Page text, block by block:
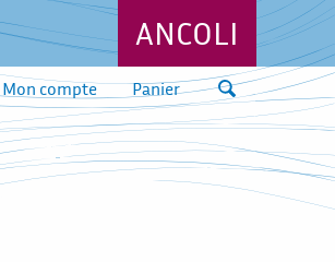
ANCOLI
Mon compte Panier